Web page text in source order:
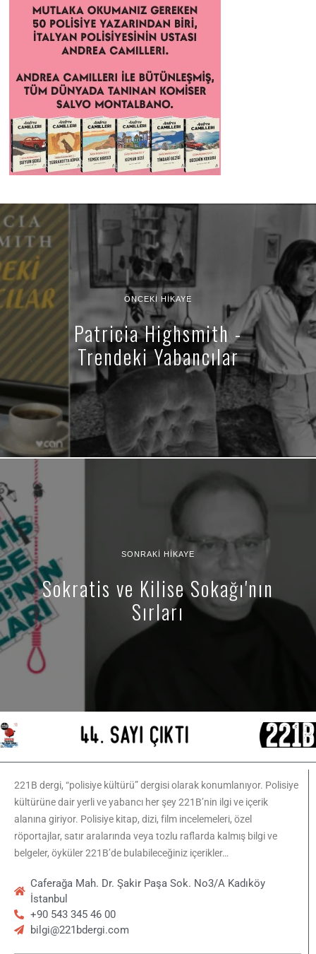
ÖNCEKI HIKAYE
Patricia Highsmith -
Trendeki Yabancılar
SONRAKI HIKAYE
Sokratis ve Kilise Sokağı'nın
Sırları
221B dergi, “polisiye kültürü” dergisi olarak konumlanıyor. Polisiye
kültürüne dair yerli ve yabancı her şey 221B’nin ilgi ve içerik
alanına giriyor. Polisiye kitap, dizi, film incelemeleri, özel
röportajlar, satır aralarında veya tozlu raflarda kalmış bilgi ve
belgeler, öyküler 221B’de bulabileceğiniz içerikler…
Caferağa Mah. Dr. Şakir Paşa Sok. No3/A Kadıköy
İstanbul
+90 543 345 46 00
bilgi@221bdergi.com